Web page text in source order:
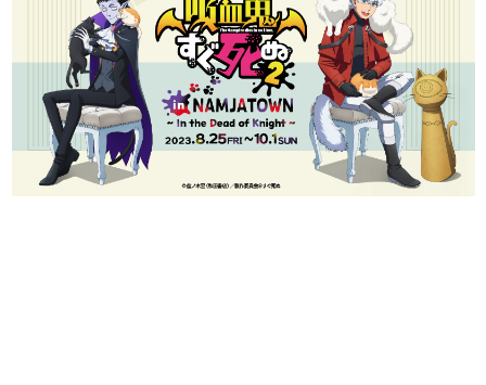
日本モバイルゲーム産業史
日本のモバイルゲーム史における主要なトピック・タイト
ルを網羅するほか、開発者へのインタビューや識者による
解説を掲載。約20年の歴史が一望できる決定版！
若ゲのいたり〜ゲームクリエイターの青春〜
『うつヌケ』『ペンと箸』等で知られるマンガ家・田中圭
一先生によるゲーム業界レポートマンガです。
なんでゲームは面白い？